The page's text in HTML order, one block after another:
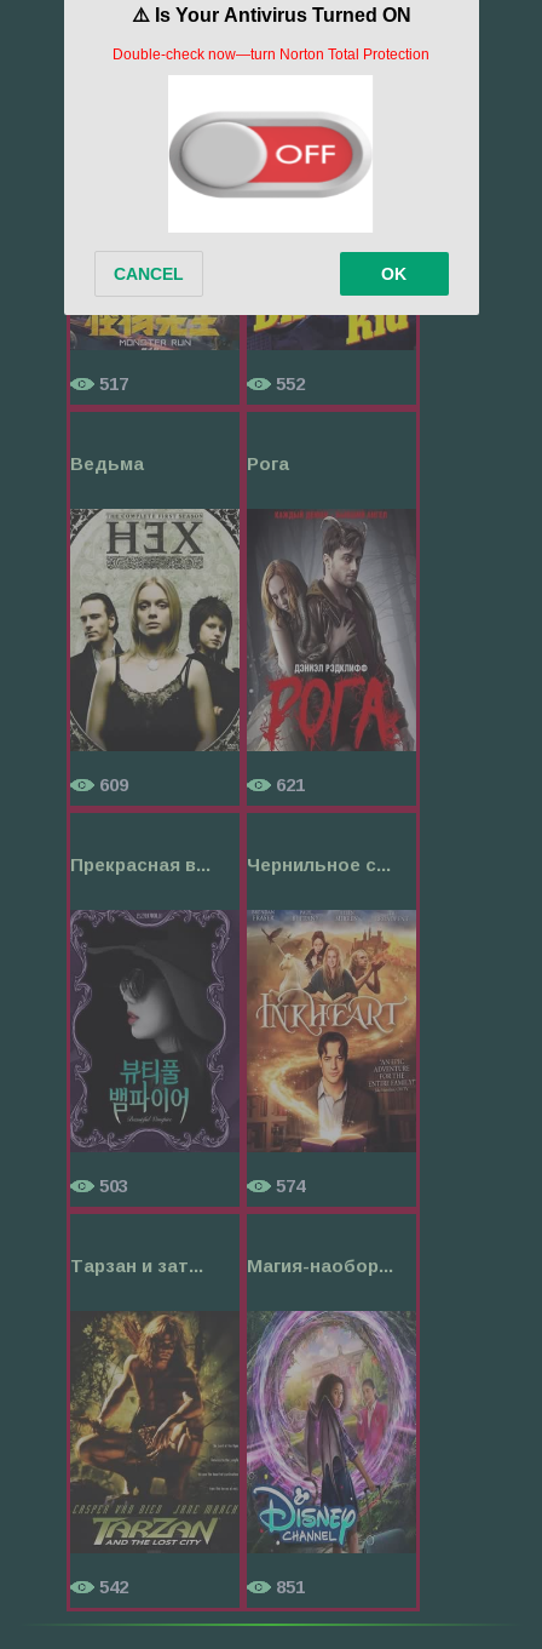
Мистер Монст...
517
Малыш-мотоци...
552
Ведьма
609
Рога
621
Прекрасная в...
503
Чернильное с...
574
Тарзан и зат...
542
Магия-наобор...
851